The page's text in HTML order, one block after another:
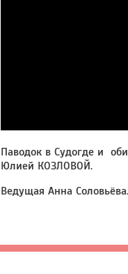
Паводок в Судогде и
Юлией КОЗЛОВОЙ.
Ведущая Анна Соловьёва.